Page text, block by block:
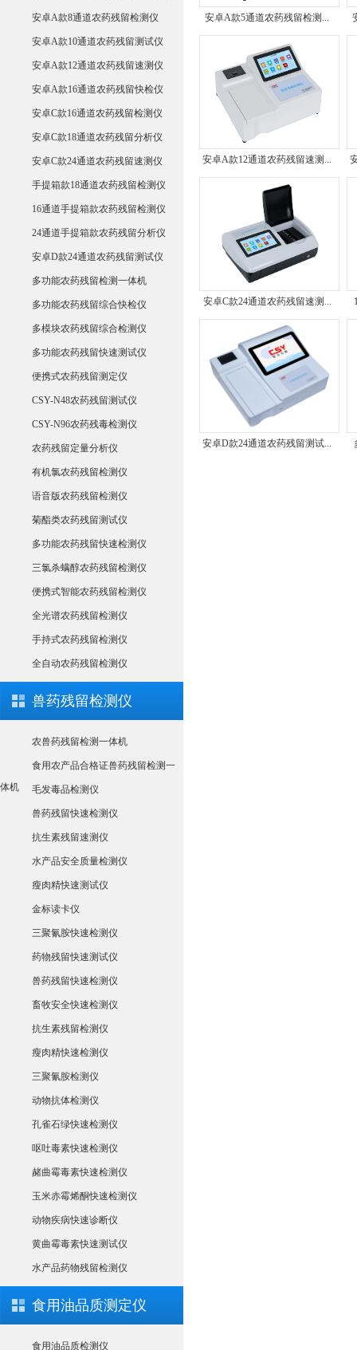
安卓A款8通道农药残留检测仪
安卓A款10通道农药残留测试仪
安卓A款12通道农药残留速测仪
安卓A款16通道农药残留快检仪
安卓C款16通道农药残留检测仪
安卓C款18通道农药残留分析仪
安卓C款24通道农药残留速测仪
手提箱款18通道农药残留检测仪
16通道手提箱款农药残留检测仪
24通道手提箱款农药残留分析仪
安卓D款24通道农药残留测试仪
多功能农药残留检测一体机
多功能农药残留综合快检仪
多模块农药残留综合检测仪
多功能农药残留快速测试仪
便携式农药残留测定仪
CSY-N48农药残留测试仪
CSY-N96农药残毒检测仪
农药残留定量分析仪
有机氯农药残留检测仪
语音版农药残留检测仪
菊酯类农药残留测试仪
多功能农药残留快速检测仪
三氯杀螨醇农药残留检测仪
便携式智能农药残留检测仪
全光谱农药残留检测仪
手持式农药残留检测仪
全自动农药残留检测仪
兽药残留检测仪
农兽药残留检测一体机
食用农产品合格证兽药残留检测一
体机 毛发毒品检测仪
兽药残留快速检测仪
抗生素残留速测仪
水产品安全质量检测仪
瘦肉精快速测试仪
金标读卡仪
三聚氰胺快速检测仪
药物残留快速测试仪
兽药残留快速检测仪
畜牧安全快速检测仪
抗生素残留检测仪
瘦肉精快速检测仪
三聚氰胺检测仪
动物抗体检测仪
孔雀石绿快速检测仪
呕吐毒素快速检测仪
赭曲霉毒素快速检测仪
玉米赤霉烯酮快速检测仪
动物疾病快速诊断仪
黄曲霉毒素快速测试仪
水产品药物残留检测仪
食用油品质测定仪
食用油品质检测仪
安卓A款5通道农药残留检测...
安卓A款12通道农药残留速测...
安卓C款24通道农药残留速测...
安卓D款24通道农药残留测试...